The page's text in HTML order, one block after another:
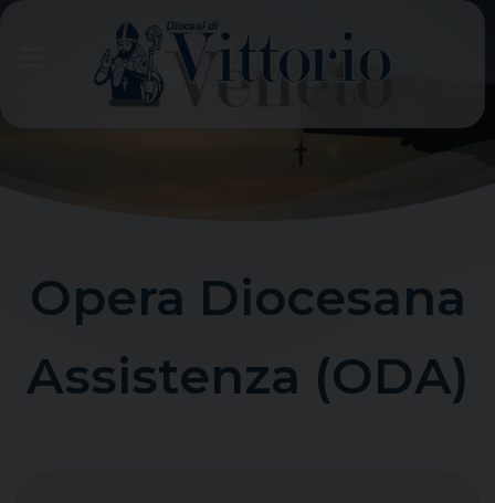
Opera Diocesana
Assistenza (ODA)